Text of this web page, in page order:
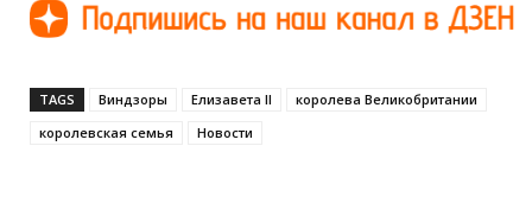
TAGS Виндзоры Елизавета II
королева Великобритании
королевская семья
Новости